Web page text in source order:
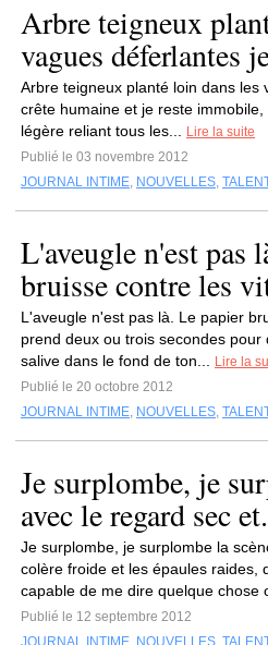
Arbre teigneux
vagues déferlantes
Arbre teigneux planté loin dans les
crête humaine et je reste
légère reliant tous les...
Lire la suite
Publié le 03 novembre 2012
JOURNAL INTIME, NOUVELLES,
L'aveugle n'est pas
bruisse contre les
L'aveugle n'est pas là. Le papier
prend deux ou trois secondes
salive dans le fond de ton...
Lire la
Publié le 20 octobre 2012
JOURNAL INTIME, NOUVELLES,
Je surplombe, je
avec le regard sec
Je surplombe, je surplombe la
colère froide et les épaules raides,
capable de me dire quelque chose
Publié le 12 septembre 2012
JOURNAL INTIME, NOUVELLES,